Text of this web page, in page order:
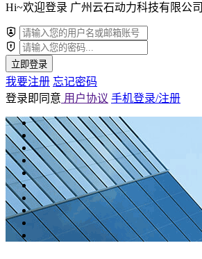
Hi~欢迎登录 广州云石动力科技有限公司
立即登录
我要注册 忘记密码
登录即同意 用户协议 手机登录/注册